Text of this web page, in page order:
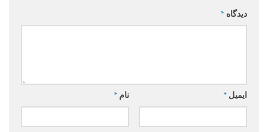
دیدگاه *
نام * ایمیل *